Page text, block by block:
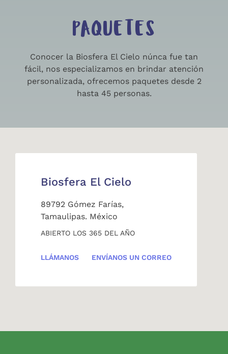
PAQUETES
Conocer la Biosfera El Cielo núnca fue tan
fácil, nos especializamos en brindar atención
personalizada, ofrecemos paquetes desde 2
hasta 45 personas.
Biosfera El Cielo
89792 Gómez Farías,
Tamaulipas. México
ABIERTO LOS 365 DEL AÑO
LLÁMANOS ENVÍANOS UN CORREO